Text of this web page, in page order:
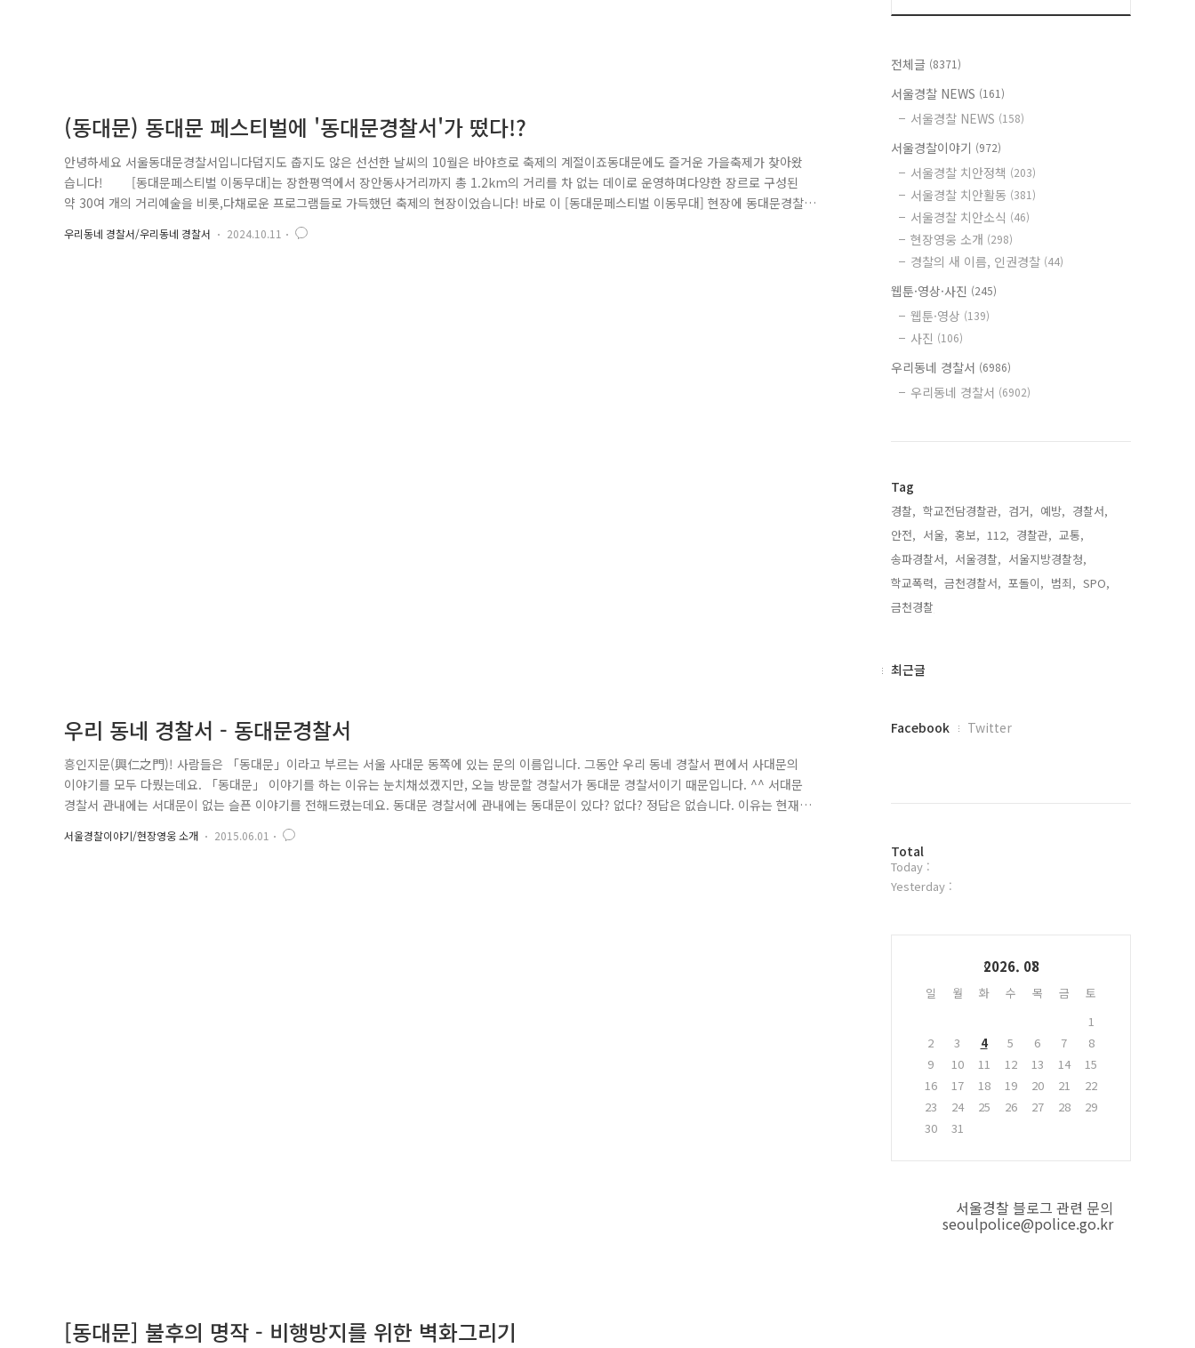
(동대문) 동대문 페스티벌에 '동대문경찰서'가 떴다!?
안녕하세요 서울동대문경찰서입니다덥지도 춥지도 않은 선선한 날씨의 10월은 바야흐로 축제의 계절이죠동대문에도 즐거운 가을축제가 찾아왔
습니다! [동대문페스티벌 이동무대]는 장한평역에서 장안동사거리까지 총 1.2km의 거리를 차 없는 데이로 운영하며다양한 장르로 구성된
약 30여 개의 거리예술을 비롯,다채로운 프로그램들로 가득했던 축제의 현장이었습니다! 바로 이 [동대문페스티벌 이동무대] 현장에 동대문경찰
서도 함께했습니다! 여성청소년과에서는 직접 경찰 근무복을 입어보고 경찰에 대해 알아갈 수 있는경찰 직업 체험 프로그램을 진행했습니다
아이들이 줄을 서서 근무복을 입어볼 만큼 홍보부스 인기가 어마어마했습니다!근무복만 입어보는 것이 아니라 젠더폭력·청소년보호 주요 시책
우리동네 경찰서/우리동네 경찰서 2024.10.11
우리 동네 경찰서 - 동대문경찰서
흥인지문(興仁之門)! 사람들은 「동대문」이라고 부르는 서울 사대문 동쪽에 있는 문의 이름입니다. 그동안 우리 동네 경찰서 편에서 사대문의
이야기를 모두 다뤘는데요. 「동대문」 이야기를 하는 이유는 눈치채셨겠지만, 오늘 방문할 경찰서가 동대문 경찰서이기 때문입니다. ^^ 서대문
경찰서 관내에는 서대문이 없는 슬픈 이야기를 전해드렸는데요. 동대문 경찰서에 관내에는 동대문이 있다? 없다? 정답은 없습니다. 이유는 현재
동대문의 행정구역이 종로구 종로 288번지이기 때문입니다. 그래서 동대문에 관한 이야기는 지난번 혜화경찰서 편에서 다뤘습니다. 아무튼, 오
늘 동대문구를 관할하는 동대문 경찰서를 방문합니다. 위에 교통 정리하는 경찰관이 보이시나요? 1957년 10월 서울 어느 거리에서 교통정리를
서울경찰이야기/현장영웅 소개 2015.06.01
[동대문] 불후의 명작 - 비행방지를 위한 벽화그리기
전체글 (8371)
서울경찰 NEWS (161)
서울경찰 NEWS (158)
서울경찰이야기 (972)
서울경찰 치안정책 (203)
서울경찰 치안활동 (381)
서울경찰 치안소식 (46)
현장영웅 소개 (298)
경찰의 새 이름, 인권경찰 (44)
웹툰·영상·사진 (245)
웹툰·영상 (139)
사진 (106)
우리동네 경찰서 (6986)
우리동네 경찰서 (6902)
Tag
경찰, 학교전담경찰관, 검거, 예방, 경찰서,
안전, 서울, 홍보, 112, 경찰관, 교통,
송파경찰서, 서울경찰, 서울지방경찰청,
학교폭력, 금천경찰서, 포돌이, 범죄, SPO,
금천경찰,
최
최근글
페
플
러
그
Facebook Twitter
방
문
자
Total
Today :
Yesterday :
2026. 08
일 월 화 수 목 금
토
1
2
3 4 5 6 7
8
9
10 11 12 13 14
15
16
17 18 19 20 21
22
23
24 25 26 27 28
29
30
31
서울경찰 블로그 관련 문의
seoulpolice@police.go.kr